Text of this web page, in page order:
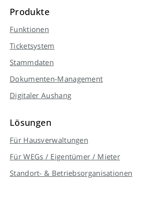
Produkte
Funktionen
Ticketsystem
Stammdaten
Dokumenten-Management
Digitaler Aushang
Lösungen
Für Hausverwaltungen
Für WEGs / Eigentümer / Mieter
Standort- & Betriebsorganisationen